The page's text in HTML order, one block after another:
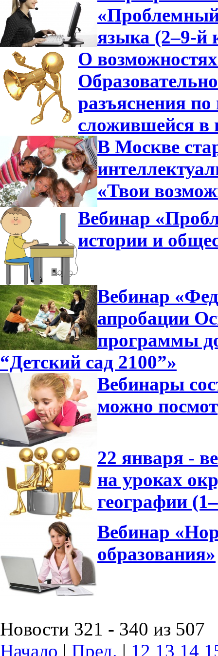
«Проблемный
языка (2–9-й
О
разъяснения по
сложившейся в
В Москве
«Твои
Вебинар
истории и
Вебинар
апробации
программы
“Детский сад 2100”»
Вебинары
можно
22 января -
на уроках
географии
Вебинар
образования»
Новости 321 - 340 из 507
Начало | Пред. | 12 13 14